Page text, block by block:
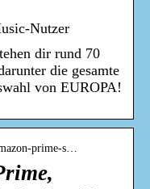
Nutzer
dir rund 70
die gesamte
von EUROPA!
prime-s…